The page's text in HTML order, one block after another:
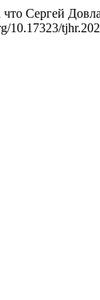
Сергей
10.17323/